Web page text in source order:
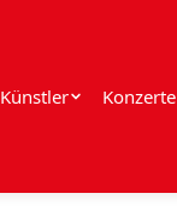
Künstler Konzerte